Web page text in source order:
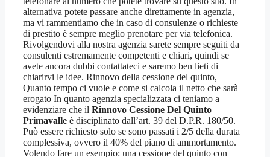
alternativa potete passare anche direttamente in agenzia,
ma vi rammentiamo che in caso di consulenze o richieste
di prestito è sempre meglio prenotare per via telefonica.
Rivolgendovi alla nostra agenzia sarete sempre seguiti da
consulenti estremamente competenti e chiari, quindi se
avete ancora dubbi contattateci e saremo ben lieti di
chiarirvi le idee. Rinnovo della cessione del quinto,
Quanto tempo ci vuole e come si calcola il netto che sarà
erogato In quanto agenzia specializzata ci teniamo a
evidenziare che il Rinnovo Cessione Del Quinto
Primavalle è disciplinato dall’art. 39 del D.P.R. 180/50.
Può essere richiesto solo se sono passati i 2/5 della durata
complessiva, ovvero il 40% del piano di ammortamento.
Volendo fare un esempio: una cessione del quinto con